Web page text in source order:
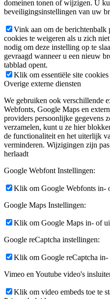
domeinen tonen of wijzigen. U
beveiligingsinstellingen van uw
Vink aan om de berichtenbalk
cookies te weigeren als u zich
nodig om deze instelling op te
gevraagd wanneer u een nieuw
tabblad opent.
Klik om essentiële site
Overige externe diensten
We gebruiken ook verschillende
Webfonts, Google Maps en
providers persoonlijke gegevens
verzamelen, kunt u ze hier
de functionaliteit en het uiterlijk
verminderen. Wijzigingen zijn
herlaadt
Google Webfont Instellingen:
Klik om Google Webfonts in-
Google Maps Instellingen:
Klik om Google Maps in- of
Google reCaptcha instellingen:
Klik om Google reCaptcha in-
Vimeo en Youtube video's
Klik om video embeds toe te